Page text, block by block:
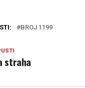
BROJ 1199
straha